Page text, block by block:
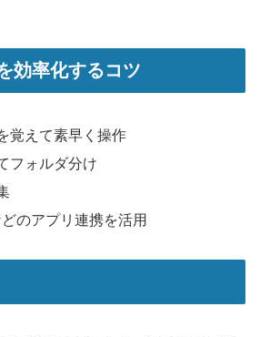
効率化するコツ
覚えて素早く操作
フォルダ分け
のアプリ連携を活用